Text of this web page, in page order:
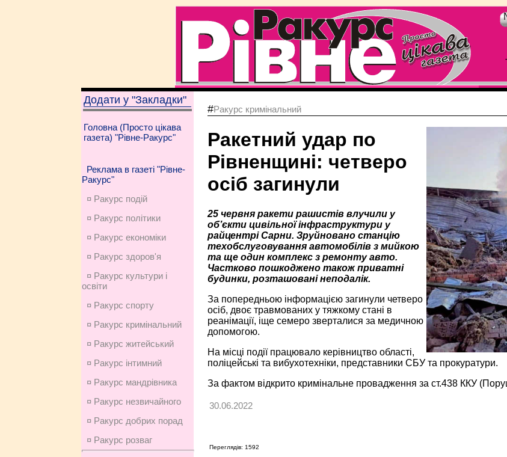
Додати у "Закладки"
Головна (Просто цікава
газета) "Рівне-Ракурс"
Реклама в газеті "Рівне-
Ракурс"
¤ Ракурс подій
¤ Ракурс політики
¤ Ракурс економiки
¤ Ракурс здоров'я
¤ Ракурс культури і
освіти
¤ Ракурс спорту
¤ Ракурс кримінальний
¤ Ракурс житейський
¤ Ракурс інтимний
¤ Ракурс мандрівника
¤ Ракурс незвичайного
¤ Ракурс добрих порад
¤ Ракурс розваг
#Ракурс кримінальний
Ракетний удар по
Рівненщині: четверо
осіб загинули
25 червня ракети рашистів влучили у
об’єкти цивільної інфраструктури у
райцентрі Сарни. Зруйновано станцію
техобслуговування автомобілів з мийкою
та ще один комплекс з ремонту авто.
Частково пошкоджено також приватні
будинки, розташовані неподалік.
За попередньою інформацією загинули четверо
осіб, двоє травмованих у тяжкому стані в
реанімації, іще семеро зверталися за медичною
допомогою.
На місці події працювало керівництво області,
поліцейські та вибухотехніки, представники СБУ та прокуратури.
За фактом відкрито кримінальне провадження за ст.438 ККУ
30.06.2022
Переглядів: 1592